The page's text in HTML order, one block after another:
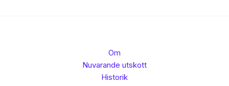
Om
Nuvarande utskott
Historik